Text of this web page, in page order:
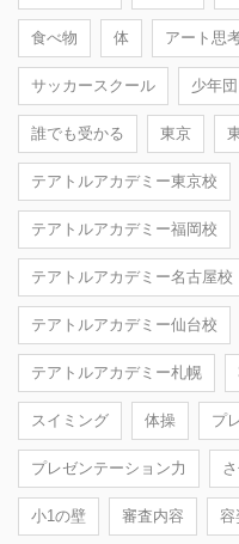
食べ物 体 アート思
サッカースクール 少年団
誰でも受かる 東京
テアトルアカデミー東京校
テアトルアカデミー福岡校
テアトルアカデミー名古屋校
テアトルアカデミー仙台校
テアトルアカデミー札幌
スイミング 体操 プ
プレゼンテーション力
小1の壁 審査内容 容